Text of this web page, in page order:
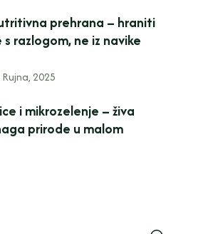
prehrana – hraniti
s razlogom, ne iz navike
Rujna, 2025
i mikrozelenje – živa
prirode u malom